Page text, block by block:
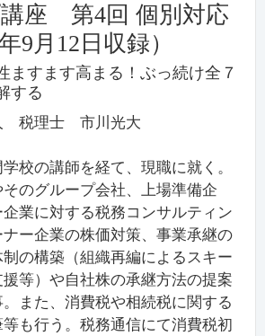
座 第4回 個別対応
9月12日収録）
ますます高まる！ぶっ続け全７
する
税理士 市川光大
校の講師を経て、現職に就く。
のグループ会社、上場準備企
業に対する税務コンサルティン
ー企業の株価対策、事業承継の
の構築（組織再編によるスキー
等）や自社株の承継方法の提案
また、消費税や相続税に関する
も行う。税務通信にて消費税初